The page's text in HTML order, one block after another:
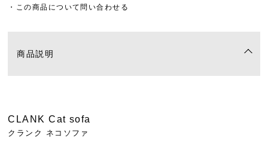
・この商品について問い合わせる
商品説明
CLANK Cat sofa
クランク ネコソファ